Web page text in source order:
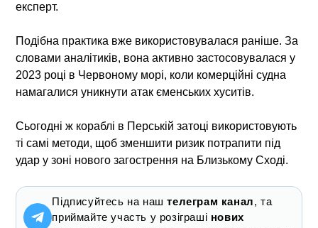
експерт.
Подібна практика вже використовувалася раніше. За
словами аналітиків, вона активно застосовувалася у
2023 році в Червоному морі, коли комерційні судна
намагалися уникнути атак єменських хуситів.
Сьогодні ж кораблі в Перській затоці використовують
ті самі методи, щоб зменшити ризик потрапити під
удар у зоні нового загострення на Близькому Сході.
Підписуйтесь на наштелеграм канал, та
приймайте участь у розіграші нових